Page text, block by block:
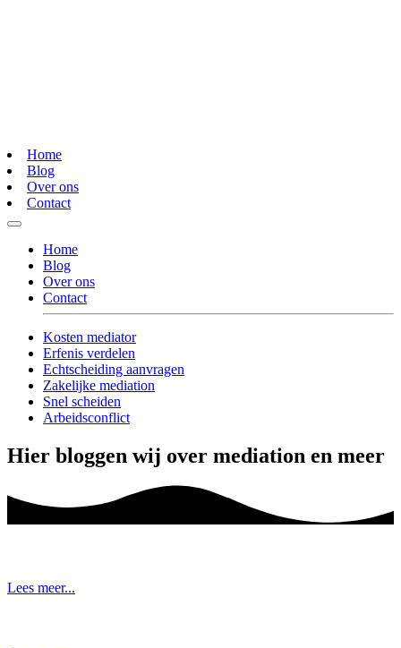
Home
Blog
Over ons
Contact
Home
Blog
Over ons
Contact
Kosten mediator
Erfenis verdelen
Echtscheiding aanvragen
Zakelijke mediation
Snel scheiden
Arbeidsconflict
Hier bloggen wij over mediation en meer
Lees meer...